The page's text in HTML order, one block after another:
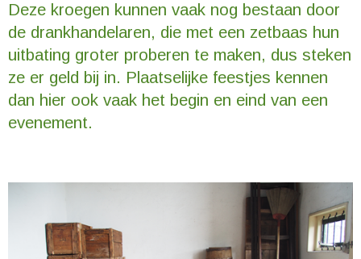
Deze kroegen kunnen vaak nog bestaan door
de drankhandelaren, die met een zetbaas hun
uitbating groter proberen te maken, dus steken
ze er geld bij in. Plaatselijke feestjes kennen
dan hier ook vaak het begin en eind van een
evenement.